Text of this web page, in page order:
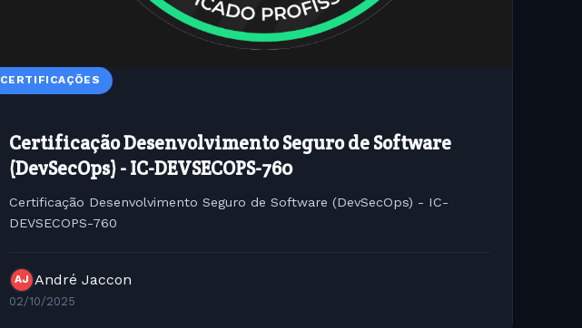
CERTIFICAÇÕES
Certificação Desenvolvimento Seguro de Software
(DevSecOps) - IC-DEVSECOPS-760
Certificação Desenvolvimento Seguro de Software (DevSecOps) - IC-
DEVSECOPS-760
AJ André Jaccon
02/10/2025